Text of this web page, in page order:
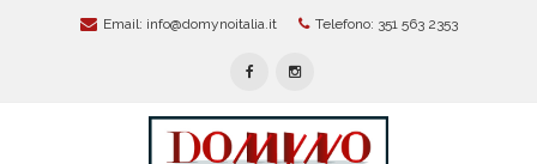
Email: info@domynoitalia.it Telefono: 351 563 2353